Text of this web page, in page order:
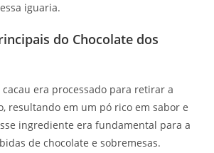
iguaria.
do Chocolate dos
cacau era processado para retirar a
resultando em um pó rico em sabor e
ingrediente era fundamental para a
de chocolate e sobremesas.